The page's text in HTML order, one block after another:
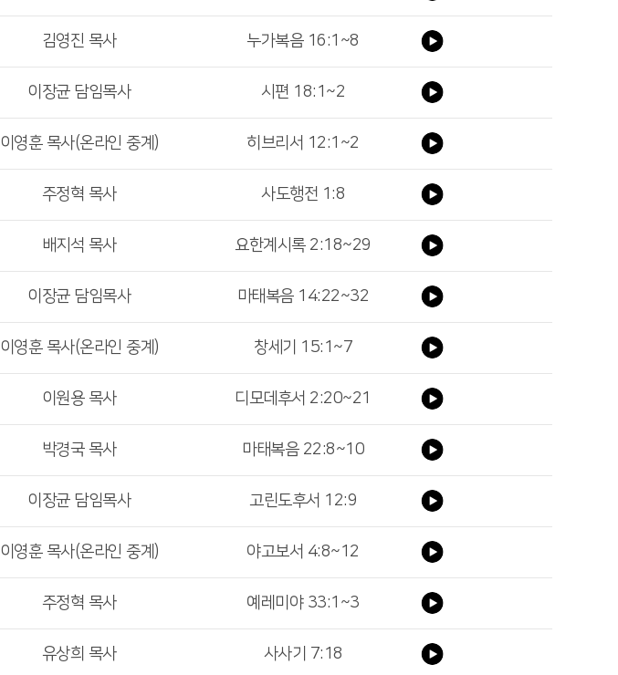
김영진 목사 누가복음 16:1~8
이장균 담임목사 시편 18:1~2
이영훈 목사(온라인 중계) 히브리서 12:1~2
주정혁 목사 사도행전 1:8
배지석 목사 요한계시록 2:18~29
이장균 담임목사 마태복음 14:22~32
이영훈 목사(온라인 중계) 창세기 15:1~7
이원용 목사 디모데후서 2:20~21
박경국 목사 마태복음 22:8~10
이장균 담임목사 고린도후서 12:9
이영훈 목사(온라인 중계) 야고보서 4:8~12
주정혁 목사 예레미야 33:1~3
유상희 목사 사사기 7:18